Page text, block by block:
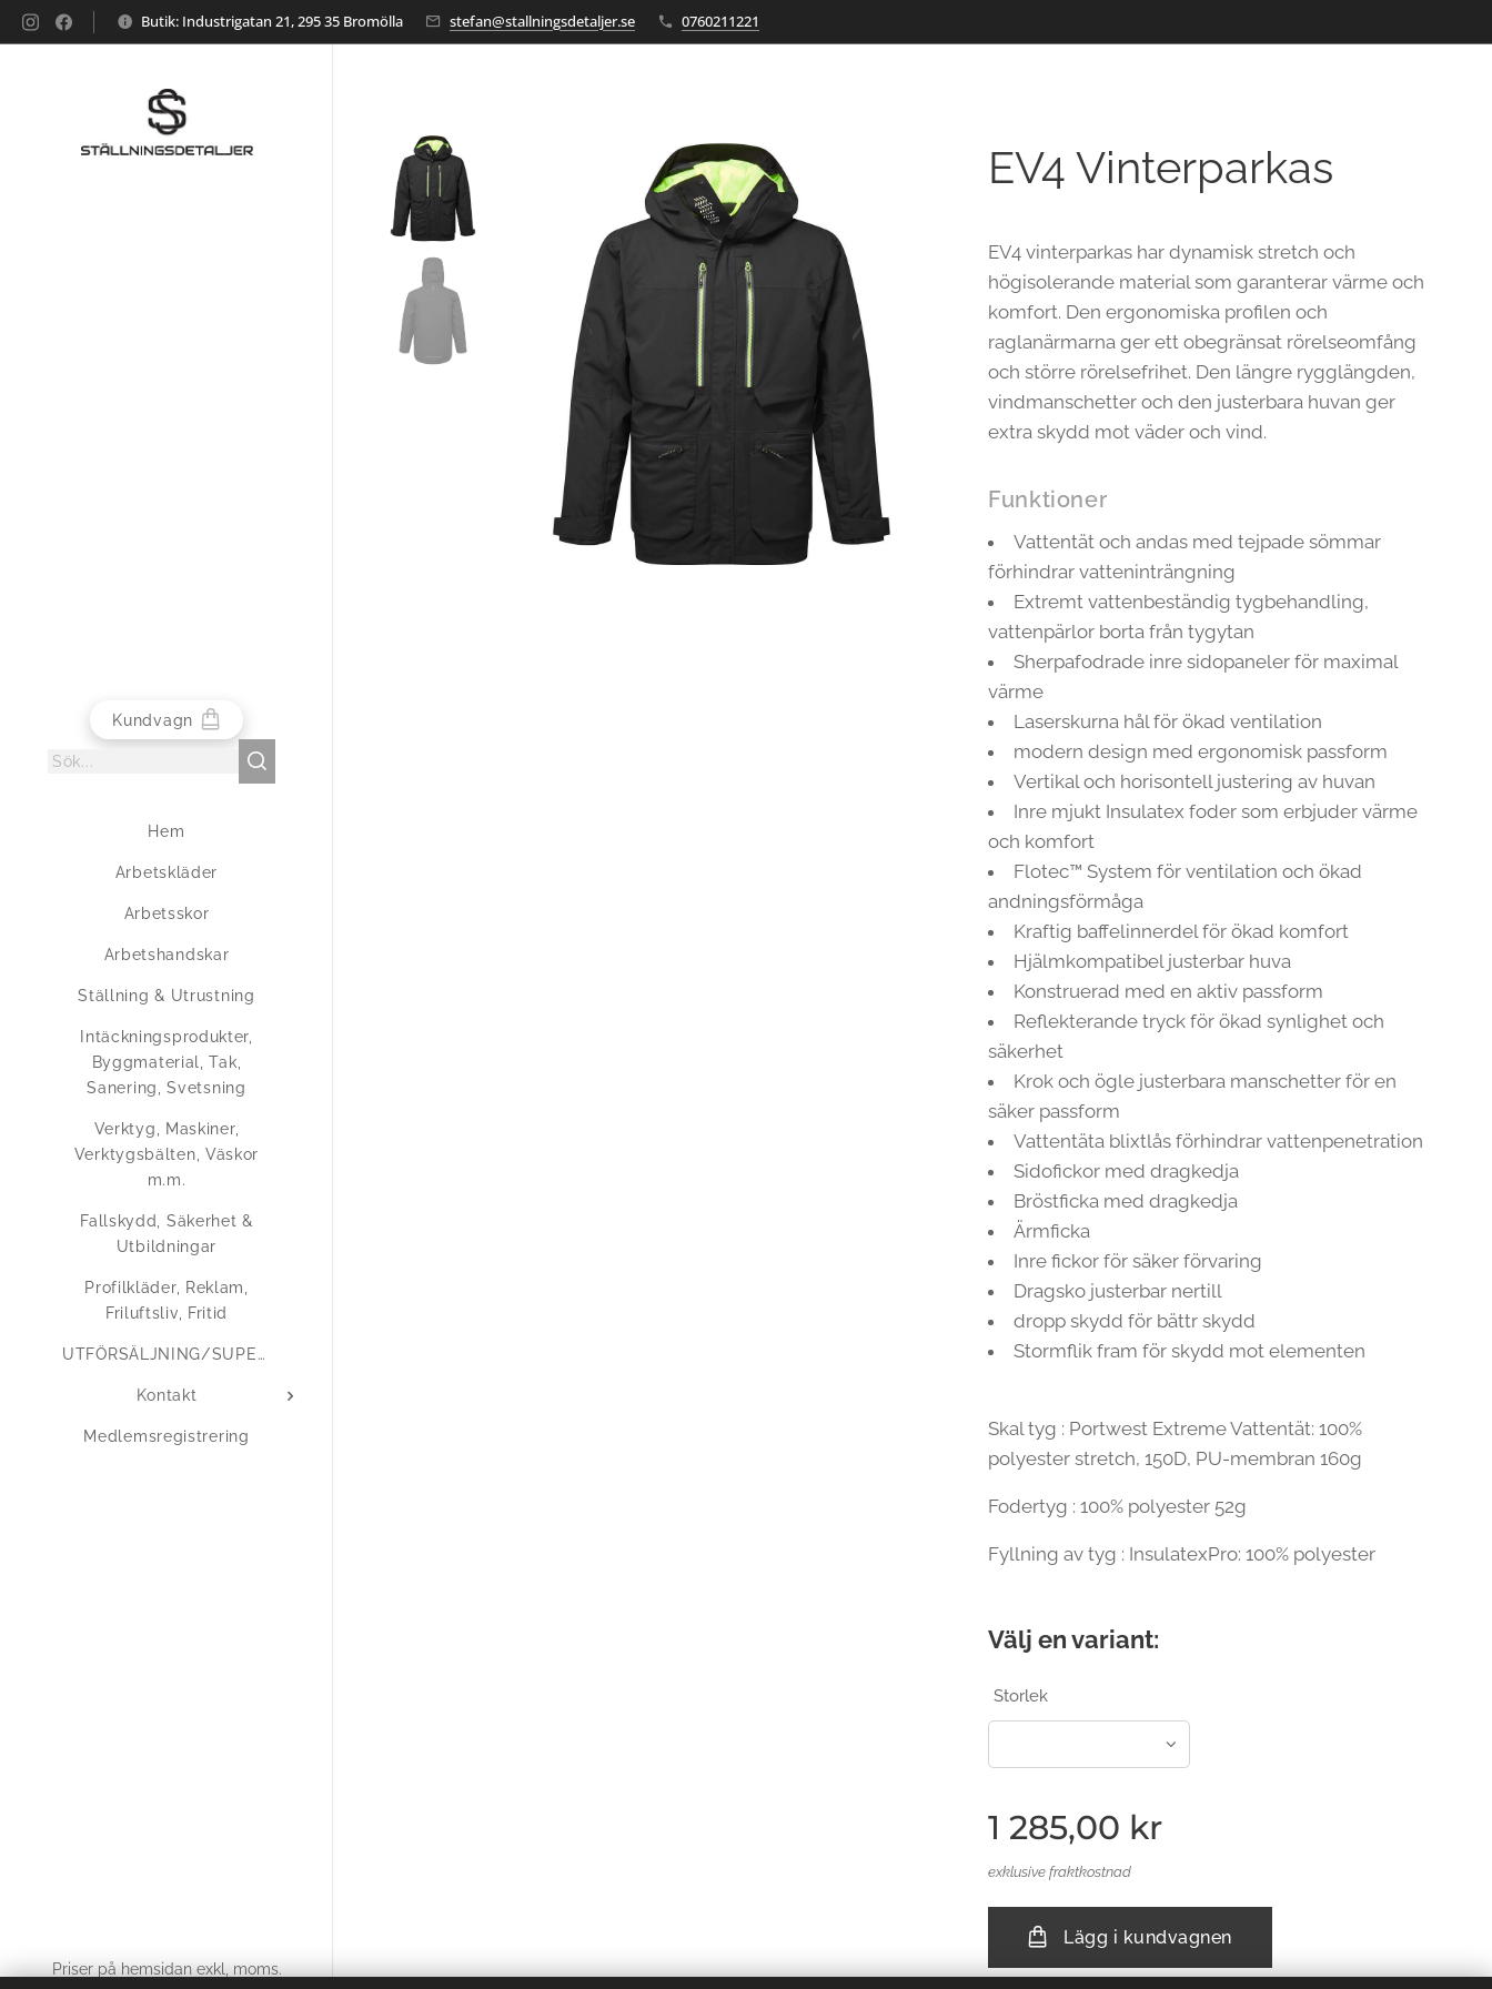
Butik: Industrigatan 21, 295 35 Bromölla stefan@stallningsdetaljer.se 0760211221
Kundvagn
Hem
Arbetskläder
Arbetsskor
Arbetshandskar
Ställning & Utrustning
Intäckningsprodukter,
Byggmaterial, Tak,
Sanering, Svetsning
Verktyg, Maskiner,
Verktygsbälten, Väskor
m.m.
Fallskydd, Säkerhet &
Utbildningar
Profilkläder, Reklam,
Friluftsliv, Fritid
UTFÖRSÄLJNING/SUPERERBJUDANDEN
Kontakt
Medlemsregistrering
EV4 Vinterparkas
EV4 vinterparkas har dynamisk stretch och
högisolerande material som garanterar värme och
komfort. Den ergonomiska profilen och
raglanärmarna ger ett obegränsat rörelseomfång
och större rörelsefrihet. Den längre rygglängden,
vindmanschetter och den justerbara huvan ger
extra skydd mot väder och vind.
Funktioner
Vattentät och andas med tejpade sömmar
förhindrar vatteninträngning
Extremt vattenbeständig tygbehandling,
vattenpärlor borta från tygytan
Sherpafodrade inre sidopaneler för maximal
värme
Laserskurna hål för ökad ventilation
modern design med ergonomisk passform
Vertikal och horisontell justering av huvan
Inre mjukt Insulatex foder som erbjuder värme
och komfort
Flotec™ System för ventilation och ökad
andningsförmåga
Kraftig baffelinnerdel för ökad komfort
Hjälmkompatibel justerbar huva
Konstruerad med en aktiv passform
Reflekterande tryck för ökad synlighet och
säkerhet
Krok och ögle justerbara manschetter för en
säker passform
Vattentäta blixtlås förhindrar vattenpenetration
Sidofickor med dragkedja
Bröstficka med dragkedja
Ärmficka
Inre fickor för säker förvaring
Dragsko justerbar nertill
dropp skydd för bättr skydd
Stormflik fram för skydd mot elementen
Skal tyg : Portwest Extreme Vattentät: 100%
polyester stretch, 150D, PU-membran 160g
Fodertyg : 100% polyester 52g
Fyllning av tyg : InsulatexPro: 100% polyester
Välj en variant:
Storlek
1 285,00 kr
exklusive fraktkostnad
Lägg i kundvagnen
Priser på hemsidan exkl, moms.